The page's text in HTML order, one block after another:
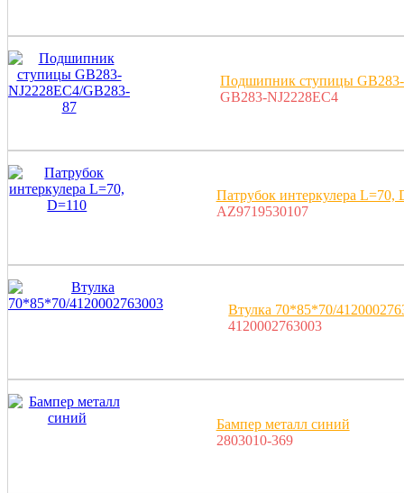
Подшипник ступицы
GB283-NJ2228EC4
Патрубок интеркулера L=70,
AZ9719530107
Втулка 70*85*70/
4120002763003
Бампер металл синий
2803010-369